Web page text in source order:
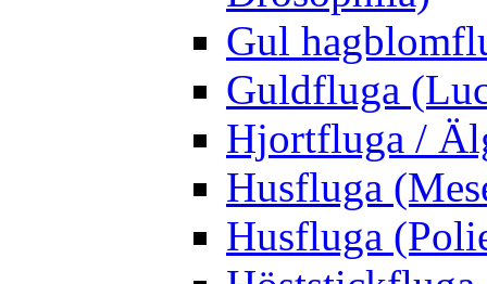
Gul
Guldfluga
Hjortfluga /
Husfluga
Husfluga